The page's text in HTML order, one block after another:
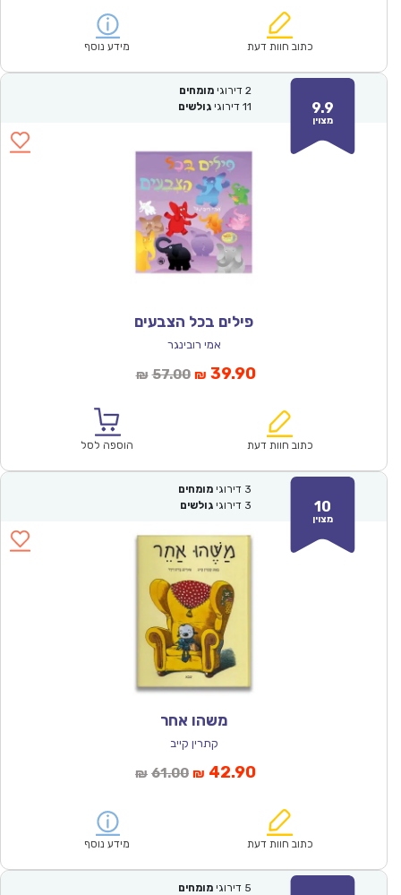
₪57.00.
הוא:
כתוב חוות דעת מידע נוסף
9.9
מצוין
2 דירוגי מומחים
11 דירוגי גולשים
פילים בכל הצבעים
אמי רובינגר
₪ 57.00המחיר
₪57.00.
₪ 39.90המחיר
הוא:
כתוב חוות דעת הוספה לסל
10
מצוין
3 דירוגי מומחים
3 דירוגי גולשים
משהו אחר
קתרין קייב
₪ 61.00המחיר
₪61.00.
₪ 42.90המחיר
הוא:
כתוב חוות דעת מידע נוסף
5 דירוגי מומחים